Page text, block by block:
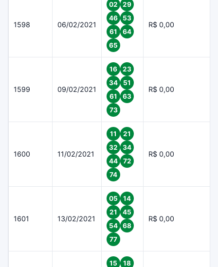
1598 06/02/2021
02
29
46
53
61
64
65
R$ 0,00
1599 09/02/2021
16
23
34
51
61
63
73
R$ 0,00
1600 11/02/2021
11
21
32
34
44
72
74
R$ 0,00
1601 13/02/2021
05
14
21
45
54
68
77
R$ 0,00
15 18